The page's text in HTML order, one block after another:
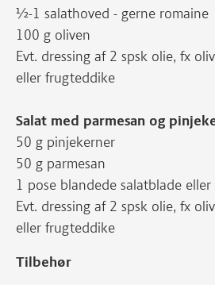
½-1 salathoved - gerne romaine
100 g oliven
Evt. dressing af 2 spsk olie, fx
eller frugteddike
Salat med parmesan og
50 g pinjekerner
50 g parmesan
1 pose blandede salatblade
Evt. dressing af 2 spsk olie, fx
eller frugteddike
Tilbehør